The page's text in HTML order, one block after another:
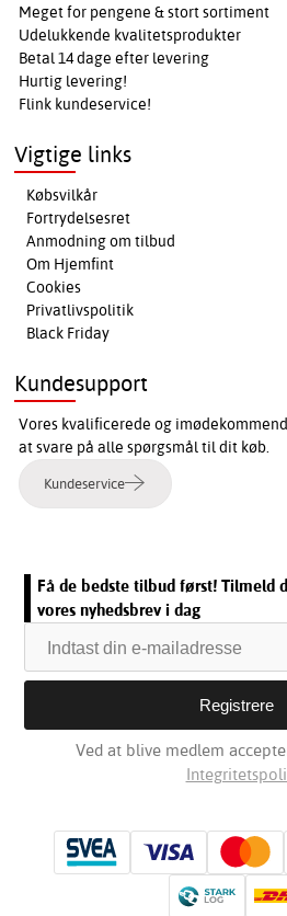
Meget for pengene & stort sortiment
Udelukkende kvalitetsprodukter
Betal 14 dage efter levering
Hurtig levering!
Flink kundeservice!
Vigtige links
Købsvilkår
Fortrydelsesret
Anmodning om tilbud
Om Hjemfint
Cookies
Privatlivspolitik
Black Friday
Kundesupport
Vores kvalificerede og
at svare på alle spørgsmål til dit køb.
Kundeservice
Få de bedste tilbud først! Tilmeld
vores nyhedsbrev i dag
Ved at blive medlem